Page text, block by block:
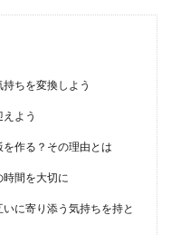
今現在に何かしらの不満があ
茶色はOK？結婚式の
ちを変換しよう
よう
作る？その理由とは
時間を大切に
に寄り添う気持ちを持と